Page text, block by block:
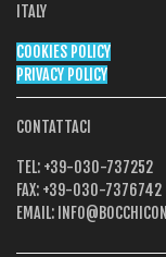
ITALY
COOKIES POLICY
PRIVACY POLICY
CONTATTACI
TEL: +39-030-737252
FAX: +39-030-7376742
EMAIL: